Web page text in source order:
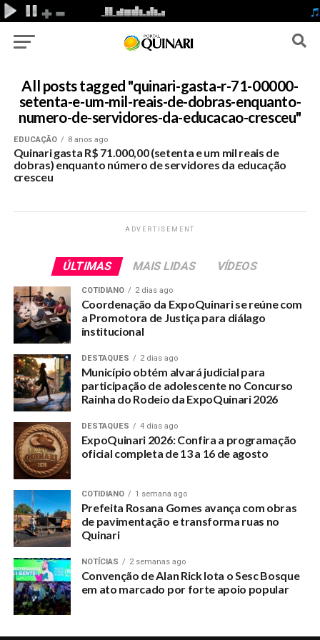
All posts tagged "quinari-gasta-r-71-00000-
setenta-e-um-mil-reais-de-dobras-enquanto-
numero-de-servidores-da-educacao-cresceu"
EDUCAÇÃO 8 anos ago
Quinari gasta R$ 71.000,00 (setenta e um mil reais de
dobras) enquanto número de servidores da educação
cresceu
ADVERTISEMENT
ÚLTIMAS MAIS LIDAS VÍDEOS
COTIDIANO 2 dias ago
Coordenação da ExpoQuinari se reúne com
a Promotora de Justiça para diálago
institucional
DESTAQUES 2 dias ago
Município obtém alvará judicial para
participação de adolescente no Concurso
Rainha do Rodeio da ExpoQuinari 2026
DESTAQUES 4 dias ago
ExpoQuinari 2026: Confira a programação
oficial completa de 13 a 16 de agosto
COTIDIANO 1 semana ago
Prefeita Rosana Gomes avança com obras
de pavimentação e transforma ruas no
Quinari
NOTÍCIAS 2 semanas ago
Convenção de Alan Rick lota o Sesc Bosque
em ato marcado por forte apoio popular